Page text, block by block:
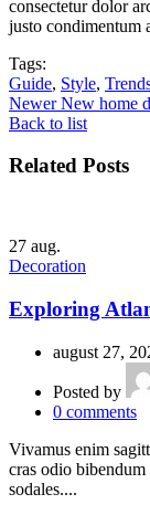
consectetur dolor
justo condimentum
Tags:
Guide, Style,
Newer New home
Back to list
Related Posts
27 aug.
Decoration
Exploring
august 27,
Posted by
0 comments
Vivamus enim
cras odio bibendum
sodales....